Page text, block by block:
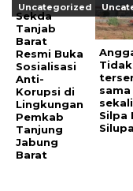
Uncategorized
Sekda
Tanjab
Barat
Resmi Buka
Sosialisasi
Anti-
Korupsi di
Lingkungan
Pemkab
Tanjung
Jabung
Barat
Tidak
sama
Silpa